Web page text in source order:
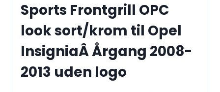
Sports Frontgrill OPC
look sort/krom til Opel
InsigniaÂ Årgang 2008-
2013 uden logo